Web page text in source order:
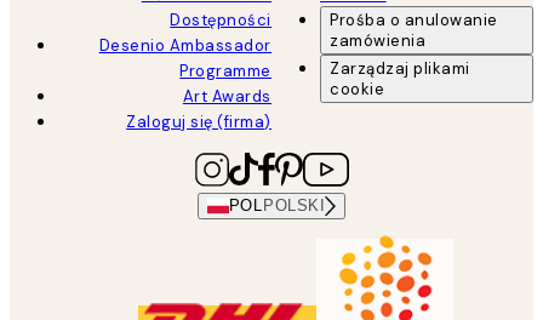
Dostępności
Desenio Ambassador
Programme
Art Awards
Zaloguj się (firma)
Prośba o anulowanie
zamówienia
Zarządzaj plikami
cookie
POL POLSKI